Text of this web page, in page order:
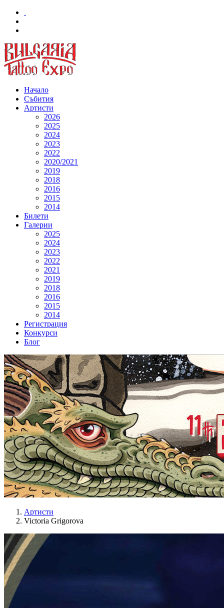
Начало
Събития
Артисти
2026
2025
2024
2023
2022
2020/2021
2019
2018
2016
2015
2014
Билети
Галерии
2025
2024
2023
2022
2021
2019
2018
2016
2015
2014
Регистрация
Конкурси
Блог
Артисти
Victoria Grigorova